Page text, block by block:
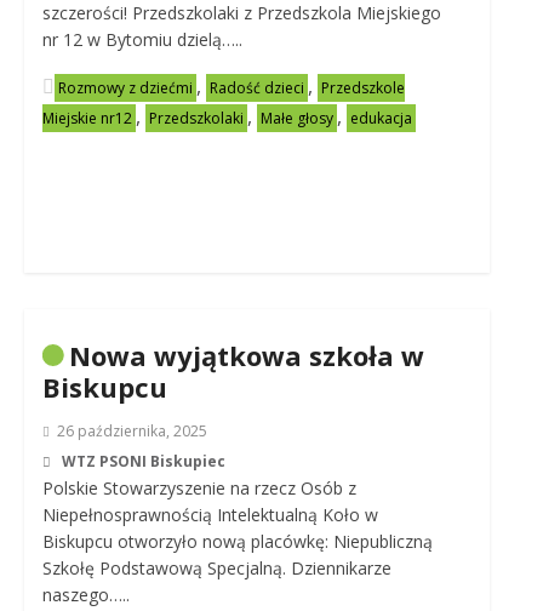
szczerości! Przedszkolaki z Przedszkola Miejskiego
nr 12 w Bytomiu dzielą…..
Rozmowy z dziećmi , Radość dzieci , Przedszkole
Miejskie nr12 , Przedszkolaki , Małe głosy , edukacja
Nowa wyjątkowa szkoła w
Biskupcu
26 października, 2025
WTZ PSONI Biskupiec
Polskie Stowarzyszenie na rzecz Osób z
Niepełnosprawnością Intelektualną Koło w
Biskupcu otworzyło nową placówkę: Niepubliczną
Szkołę Podstawową Specjalną. Dziennikarze
naszego…..